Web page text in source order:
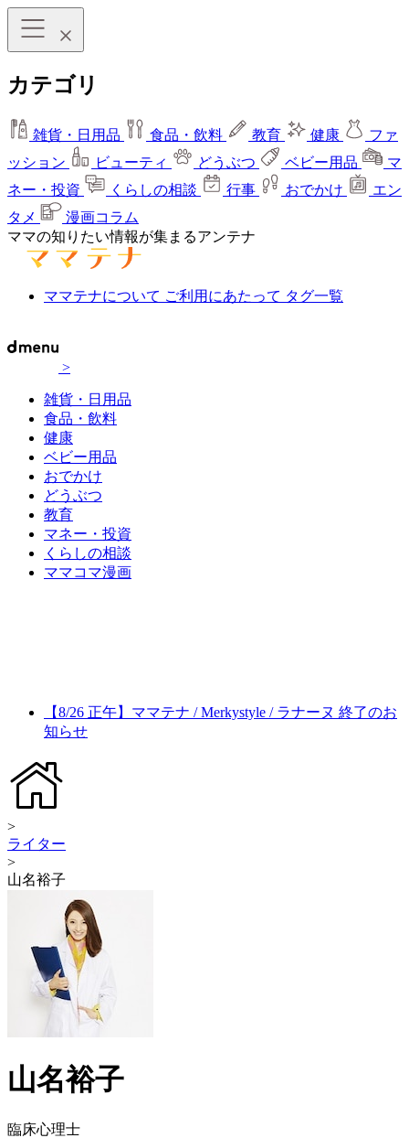
カテゴリ
雑貨・日用品 食品・飲料 教育 健康
ファ
ッション
ビューティ どうぶつ ベビー用品
マ
ネー・投資
くらしの相談 行事 おでかけ
エン
タメ
漫画コラム
ママの知りたい情報が集まるアンテナ
ママテナについて ご利用にあたって タグ一覧
>
雑貨・日用品
食品・飲料
健康
ベビー用品
おでかけ
どうぶつ
教育
マネー・投資
くらしの相談
ママコマ漫画
【8/26 正午】ママテナ / Merkystyle / ラナーヌ 終了のお
知らせ
>
ライター
>
山名裕子
山名裕子
臨床心理士